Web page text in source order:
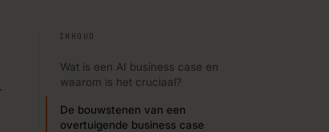
via vaste SLA’s of
INHOUD
Wat is een AI business case en
waarom is het cruciaal?
De bouwstenen van een
overtuigende business case